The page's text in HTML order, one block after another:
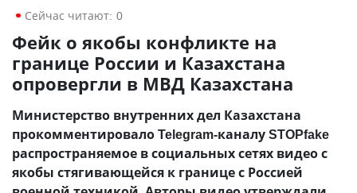
Сейчас читают: 0
Фейк о якобы конфликте на
границе России и Казахстана
опровергли в МВД Казахстана
Министерство внутренних дел Казахстана
прокомментировало Telegram-каналу STOPfake
распространяемое в социальных сетях видео с
якобы стягивающейся к границе с Россией